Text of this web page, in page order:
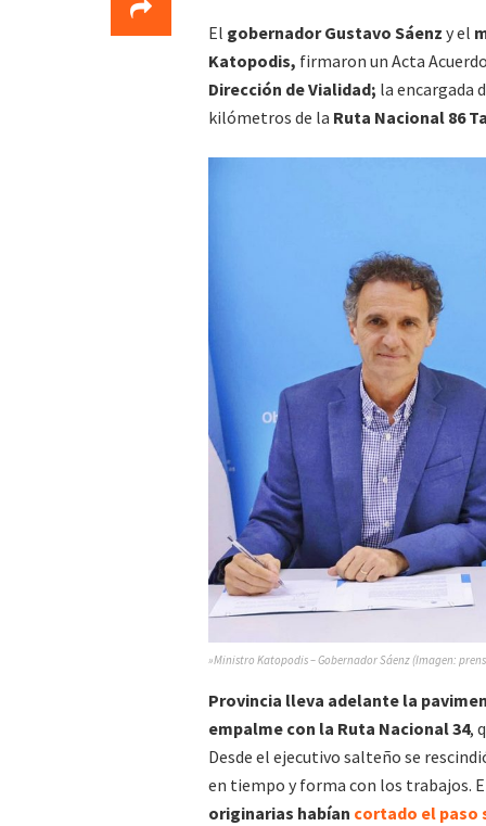
El gobernador Gustavo Sáenz y el
Katopodis, firmaron un Acta
Dirección de Vialidad; la encargada
kilómetros de la Ruta Nacional 86
»Ministro Katopodis – Gobernador Sáenz (Imagen:
Provincia lleva adelante la
empalme con la Ruta Nacional 34,
Desde el ejecutivo salteño se
en tiempo y forma con los trabajos.
originarias habían cortado el paso